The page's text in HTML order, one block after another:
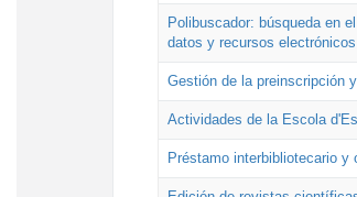
Polibuscador: búsqueda en
datos y recursos
Gestión de la preinscripción
Actividades de la Escola
Préstamo interbibliotecario y